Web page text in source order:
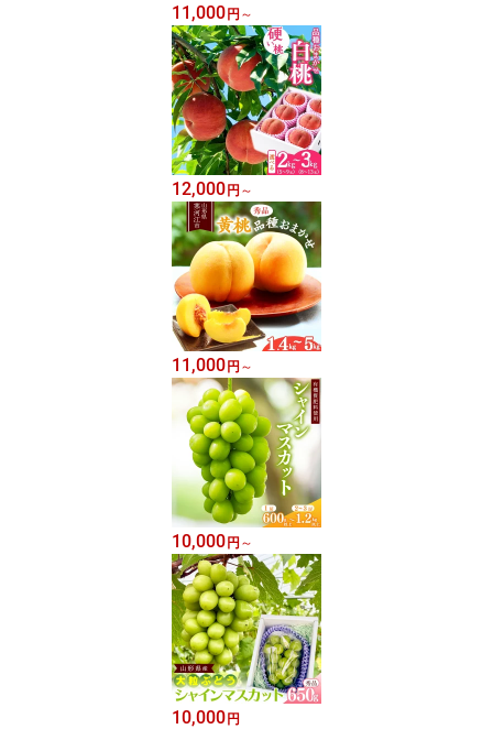
11,000円 ～
12,000円 ～
11,000円 ～
10,000円 ～
10,000円